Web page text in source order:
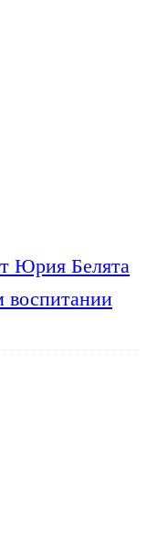
Юрия Белята
воспитании